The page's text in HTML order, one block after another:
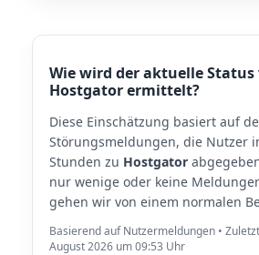
Wie wird der aktuelle Status
Hostgator ermittelt?
Diese Einschätzung basiert auf
Störungsmeldungen, die Nutzer
Stunden zu Hostgator
nur wenige oder keine
gehen wir von einem normalen
Basierend auf Nutzermeldungen •
August 2026 um 09:53 Uhr